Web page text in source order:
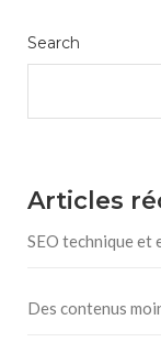
Search
Articles
SEO technique et
Des contenus